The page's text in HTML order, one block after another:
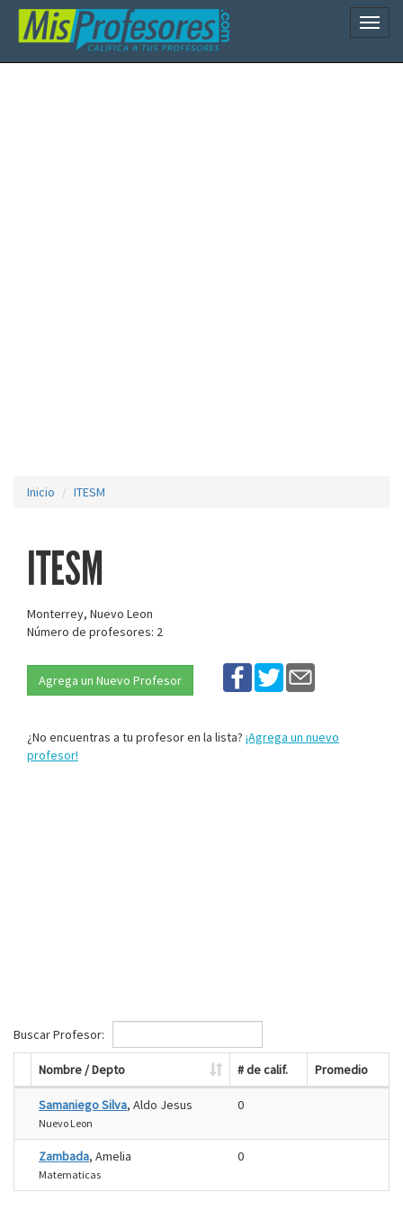
Inicio ITESM
ITESM
Monterrey, Nuevo Leon
Número de profesores: 2
Agrega un Nuevo Profesor
¿No encuentras a tu profesor en la lista? ¡Agrega un nuevo
profesor!
Buscar Profesor:
Nombre / Depto # de calif. Promedio
Samaniego Silva, Aldo Jesus
Nuevo Leon
0
Zambada, Amelia
Matematicas
0